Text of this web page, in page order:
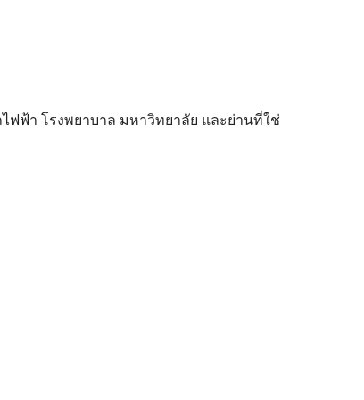
ฟ้า โรงพยาบาล มหาวิทยาลัย และย่านที่ใช่